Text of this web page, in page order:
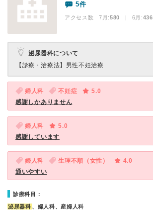
5件
アクセス数 7月:580 | 6月:436
泌尿器科について
【診療・治療法】 男性不妊治療
婦人科 不妊症
5.0
感謝しかありません
婦人科
5.0
感謝しています
婦人科 生理不順（女性）
4.0
通いやすい
診療科目：
泌尿器科 、婦人科、産婦人科